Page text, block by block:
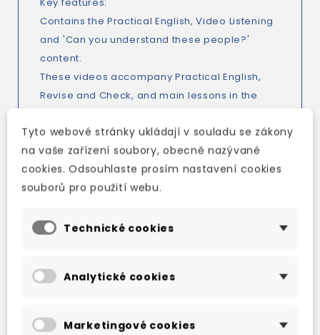
Contains the Practical English, Video Listening
and 'Can you understand these people?'
content.
These videos accompany Practical English,
Revise and Check, and main lessons in the
English language subtitles are optional along
with menus that all allow individual episodes
and sections of episodes to be selected.
TAKÉ DOPORUČUJEME
Tyto webové stránky ukládají v souladu se zákony
na vaše zařízení soubory, obecně nazývané
cookies. Odsouhlaste prosím nastavení cookies
souborů pro použití webu.
Technické cookies
Analytické cookies
Marketingové cookies